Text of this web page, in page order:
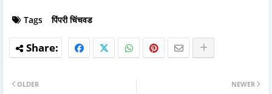
Tags पिंपरी चिंचवड
NEWER
OLDER